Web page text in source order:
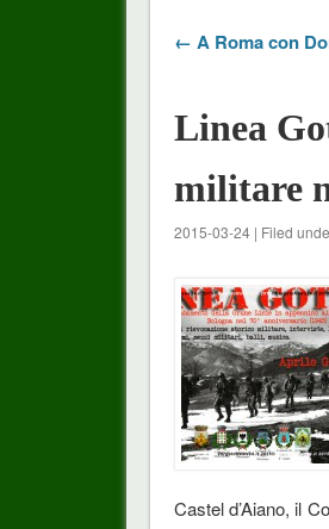
← A Roma con
Linea
militare
2015-03-24 | Filed
Castel d’Aiano, il